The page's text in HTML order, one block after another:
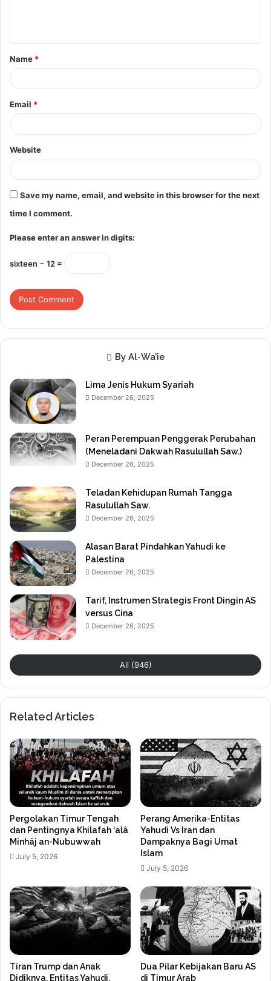
t
*
Name *
Email *
Website
Save my name, email, and website in this browser for the next
time I comment.
Please enter an answer in digits:
sixteen − 12 =
By Al-Wa’ie
Lima Jenis Hukum Syariah
December 26, 2025
Peran Perempuan Penggerak Perubahan
(Meneladani Dakwah Rasulullah Saw.)
December 26, 2025
Teladan Kehidupan Rumah Tangga
Rasulullah Saw.
December 26, 2025
Alasan Barat Pindahkan Yahudi ke
Palestina
December 26, 2025
Tarif, Instrumen Strategis Front Dingin AS
versus Cina
December 26, 2025
All (946)
Related Articles
Pergolakan Timur Tengah
dan Pentingnya Khilafah ‘alâ
Minhâj an-Nubuwwah
July 5, 2026
Perang Amerika-Entitas
Yahudi Vs Iran dan
Dampaknya Bagi Umat
Islam
July 5, 2026
Tiran Trump dan Anak
Didiknya, Entitas Yahudi,
Dua Pilar Kebijakan Baru AS
di Timur Arab